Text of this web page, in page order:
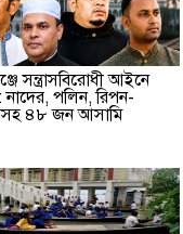
সন্ত্রাসবিরোধী আইনে
নাদের, পলিন, রিপন-
৪৮ জন আসামি